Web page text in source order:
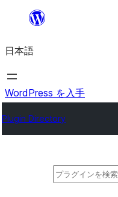
を
ス
キ
プ
日本語
WordPress を入手
Plugin Directory
検